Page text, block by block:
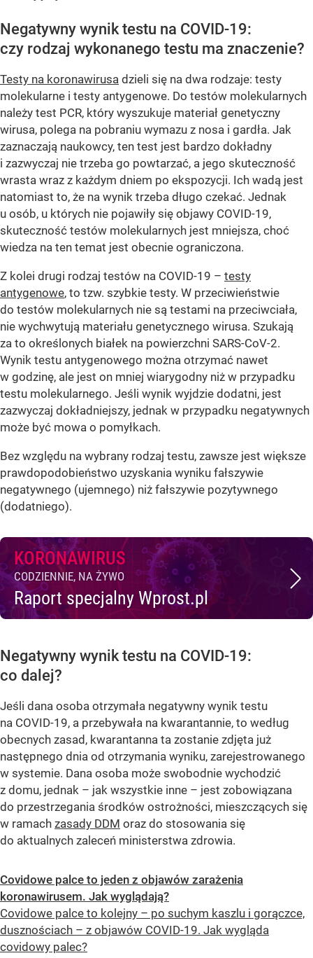
Negatywny wynik testu na COVID-19:
czy rodzaj wykonanego testu ma znaczenie?
Testy na koronawirusa dzieli się na dwa rodzaje: testy
molekularne i testy antygenowe. Do testów molekularnych
należy test PCR, który wyszukuje materiał genetyczny
wirusa, polega na pobraniu wymazu z nosa i gardła. Jak
zaznaczają naukowcy, ten test jest bardzo dokładny
i zazwyczaj nie trzeba go powtarzać, a jego skuteczność
wrasta wraz z każdym dniem po ekspozycji. Ich wadą jest
natomiast to, że na wynik trzeba długo czekać. Jednak
u osób, u których nie pojawiły się objawy COVID-19,
skuteczność testów molekularnych jest mniejsza, choć
wiedza na ten temat jest obecnie ograniczona.
Z kolei drugi rodzaj testów na COVID-19 – testy
antygenowe, to tzw. szybkie testy. W przeciwieństwie
do testów molekularnych nie są testami na przeciwciała,
nie wychwytują materiału genetycznego wirusa. Szukają
za to określonych białek na powierzchni SARS-CoV-2.
Wynik testu antygenowego można otrzymać nawet
w godzinę, ale jest on mniej wiarygodny niż w przypadku
testu molekularnego. Jeśli wynik wyjdzie dodatni, jest
zazwyczaj dokładniejszy, jednak w przypadku negatywnych
może być mowa o pomyłkach.
Bez względu na wybrany rodzaj testu, zawsze jest większe
prawdopodobieństwo uzyskania wyniku fałszywie
negatywnego (ujemnego) niż fałszywie pozytywnego
(dodatniego).
KORONAWIRUS
CODZIENNIE, NA ŻYWO
Raport specjalny Wprost.pl
Negatywny wynik testu na COVID-19:
co dalej?
Jeśli dana osoba otrzymała negatywny wynik testu
na COVID-19, a przebywała na kwarantannie, to według
obecnych zasad, kwarantanna ta zostanie zdjęta już
następnego dnia od otrzymania wyniku, zarejestrowanego
w systemie. Dana osoba może swobodnie wychodzić
z domu, jednak – jak wszystkie inne – jest zobowiązana
do przestrzegania środków ostrożności, mieszczących się
w ramach zasady DDM oraz do stosowania się
do aktualnych zaleceń ministerstwa zdrowia.
Covidowe palce to jeden z objawów zarażenia
koronawirusem. Jak wyglądają?
Covidowe palce to kolejny – po suchym kaszlu i gorączce,
dusznościach – z objawów COVID-19. Jak wygląda
covidowy palec?